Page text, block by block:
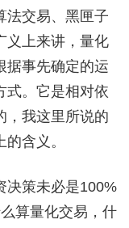
法交易、黑匣子
义上来讲，量化
据事先确定的运
式。它是相对依
，我这里所说的
含义。
策未必是100%
算量化交易，什